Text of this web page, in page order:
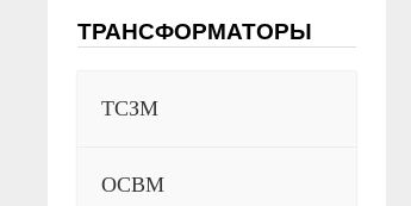
ТРАНСФОРМАТОРЫ
ТСЗМ
ОСВМ